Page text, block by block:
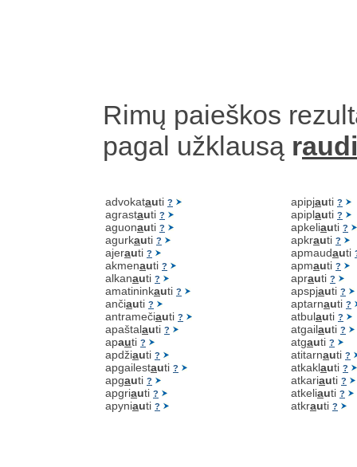
Rimų paieškos
pagal užklausą r
advokatauti ?
agrastauti ?
aguonauti ?
agurkauti ?
ajerauti ?
akmenauti ?
alkanauti ?
amatininkauti ?
ančiauti ?
antramečiauti ?
apaštalauti ?
apauti ?
apdžiauti ?
apgailestauti ?
apgauti ?
apgriauti ?
apyniauti ?
apipjauti ?
apiplauti ?
apkeliauti ?
apkrauti ?
apmaudauti
apmauti ?
aprauti ?
apspjauti ?
aptarnauti ?
atbulauti ?
atgailauti ?
atgauti ?
atitarnauti ?
atkaklauti ?
atkariauti ?
atkeliauti ?
atkrauti ?